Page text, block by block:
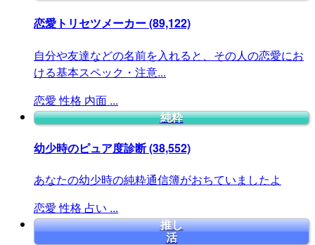
恋愛トリセツメーカー(89,122)
自分や友達などの名前を入れると、その人の恋愛にお
ける基本スペック・注意...
恋愛 性格 内面 ...
純粋
幼少時のピュア度診断(38,552)
あなたの幼少時の純粋通信簿がおちていましたよ
恋愛 性格 占い ...
推し
活